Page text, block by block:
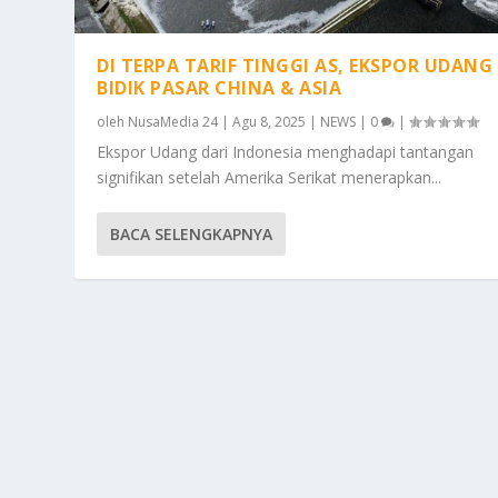
DI TERPA TARIF TINGGI AS, EKSPOR UDANG
BIDIK PASAR CHINA & ASIA
oleh NusaMedia 24|Agu 8, 2025 NEWS 0 |
Ekspor Udang dari Indonesia menghadapi tantangan
signifikan setelah Amerika Serikat menerapkan...
BACA SELENGKAPNYA